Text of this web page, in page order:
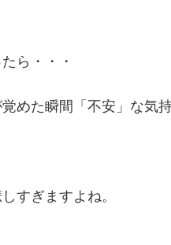
ら・・・
めた瞬間「不安」な気
すぎますよね。